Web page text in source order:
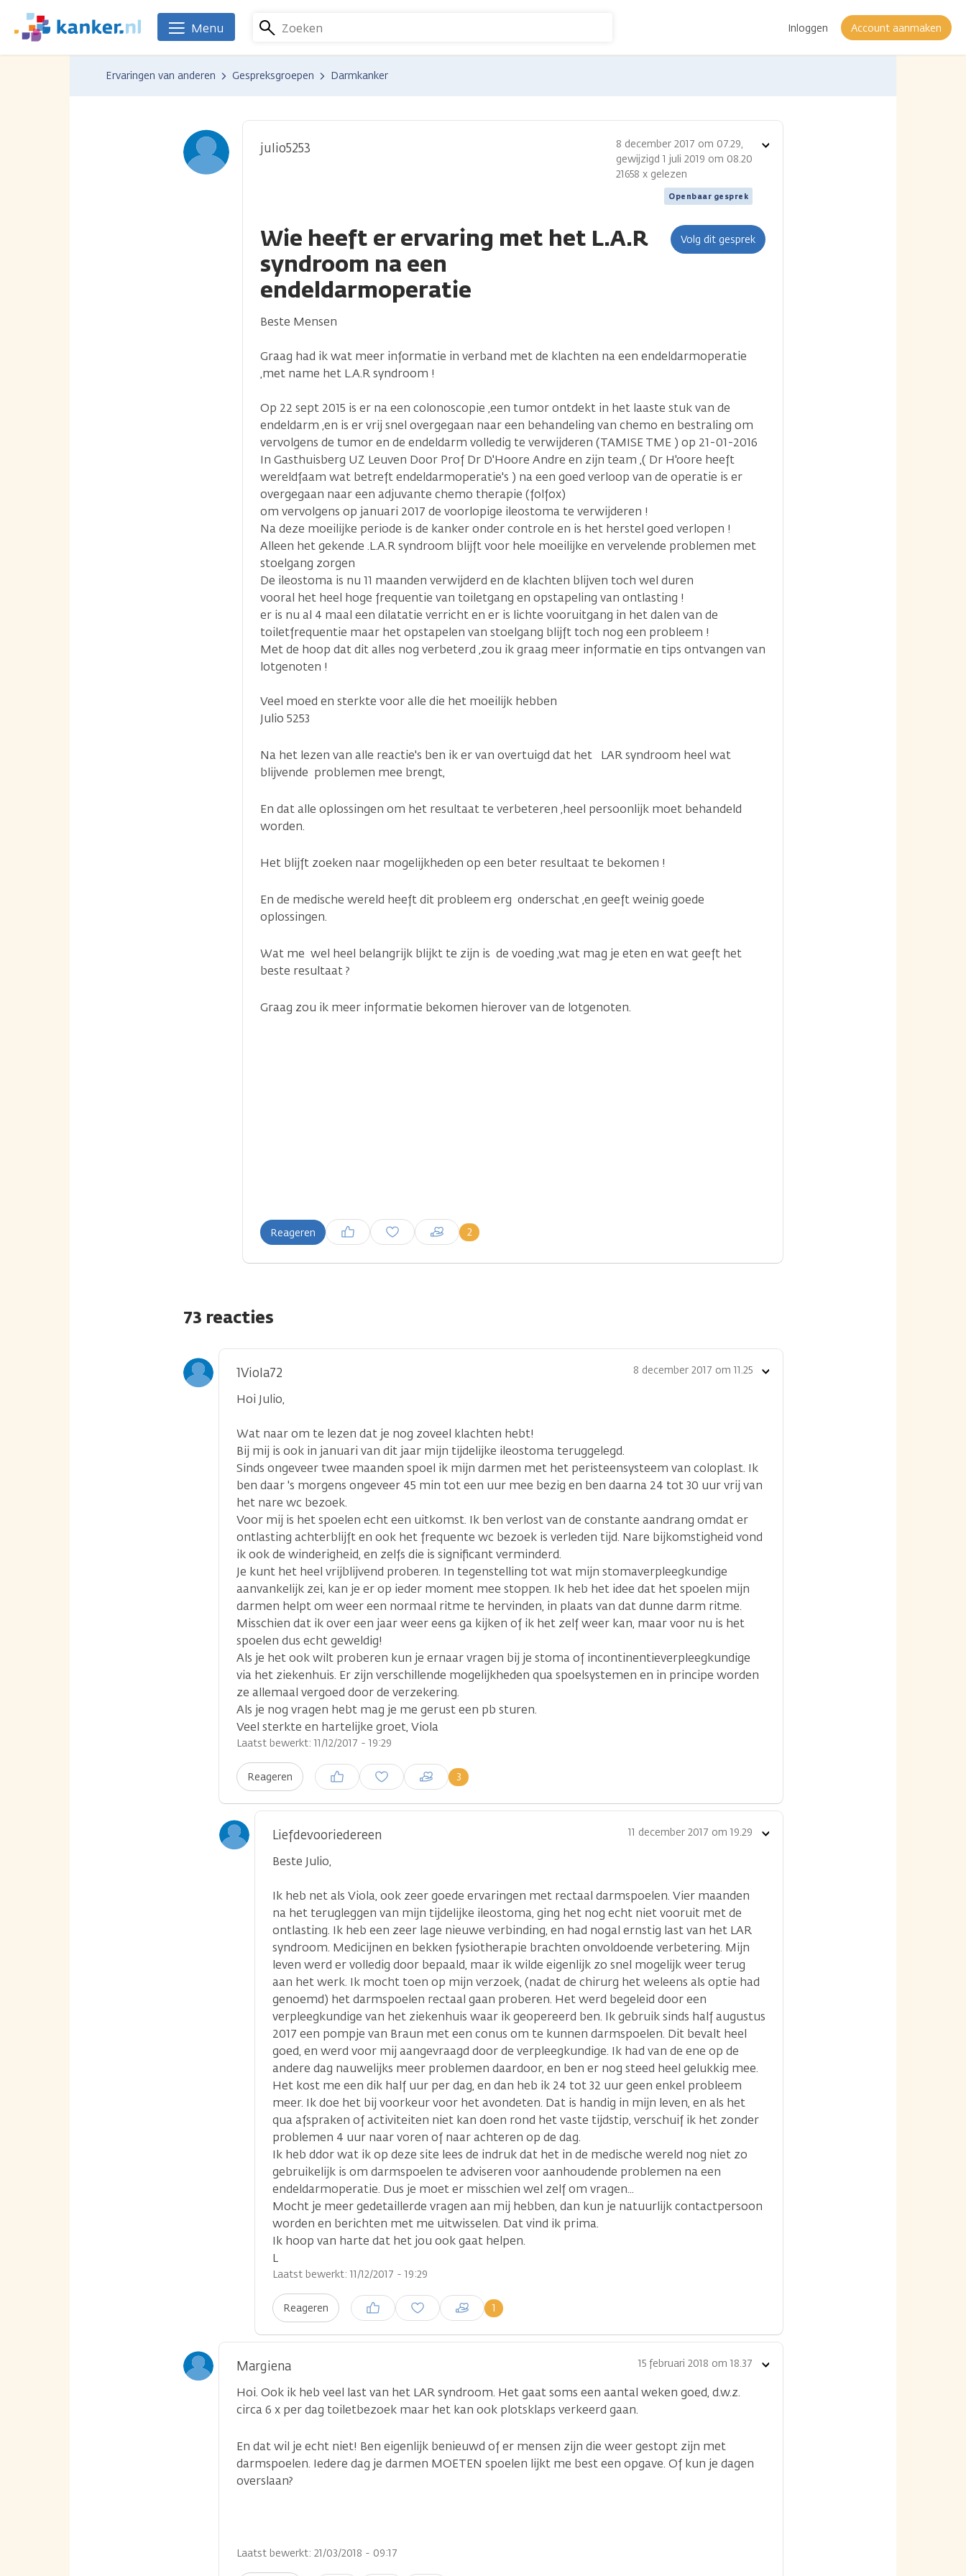
naar
We
zijn
Zoeken Inloggen Account aanmaken
Menu
Ervaringen van anderen Gespreksgroepen Darmkanker
Wie heeft er ervaring met het L.A.R
syndroom na een
endeldarmoperatie
Volg dit gesprek
julio5253
Openbaar gesprek
8 december 2017 om 07.29,
gewijzigd 1 juli 2019 om 08.20
21658 x gelezen
Beste Mensen
Graag had ik wat meer informatie in verband met de klachten na een endeldarmoperatie
,met name het L.A.R syndroom !
Op 22 sept 2015 is er na een colonoscopie ,een tumor ontdekt in het laaste stuk van de
endeldarm ,en is er vrij snel overgegaan naar een behandeling van chemo en bestraling om
vervolgens de tumor en de endeldarm volledig te verwijderen (TAMISE TME ) op 21-01-2016
In Gasthuisberg UZ Leuven Door Prof Dr D'Hoore Andre en zijn team ,( Dr H'oore heeft
wereldfaam wat betreft endeldarmoperatie's ) na een goed verloop van de operatie is er
overgegaan naar een adjuvante chemo therapie (folfox)
om vervolgens op januari 2017 de voorlopige ileostoma te verwijderen !
Na deze moeilijke periode is de kanker onder controle en is het herstel goed verlopen !
Alleen het gekende .L.A.R syndroom blijft voor hele moeilijke en vervelende problemen met
stoelgang zorgen
De ileostoma is nu 11 maanden verwijderd en de klachten blijven toch wel duren
vooral het heel hoge frequentie van toiletgang en opstapeling van ontlasting !
er is nu al 4 maal een dilatatie verricht en er is lichte vooruitgang in het dalen van de
toiletfrequentie maar het opstapelen van stoelgang blijft toch nog een probleem !
Met de hoop dat dit alles nog verbeterd ,zou ik graag meer informatie en tips ontvangen van
lotgenoten !
Veel moed en sterkte voor alle die het moeilijk hebben
Julio 5253
Na het lezen van alle reactie's ben ik er van overtuigd dat het LAR syndroom heel wat
blijvende problemen mee brengt,
En dat alle oplossingen om het resultaat te verbeteren ,heel persoonlijk moet behandeld
worden.
Het blijft zoeken naar mogelijkheden op een beter resultaat te bekomen !
En de medische wereld heeft dit probleem erg onderschat ,en geeft weinig goede
oplossingen.
Wat me wel heel belangrijk blijkt te zijn is de voeding ,wat mag je eten en wat geeft het
beste resultaat ?
Graag zou ik meer informatie bekomen hierover van de lotgenoten.
Reageren 2
Inloggen om een reactie te
plaatsen
Toon
73 reacties
1Viola72 8 december 2017 om 11.25
Hoi Julio,
Wat naar om te lezen dat je nog zoveel klachten hebt!
Bij mij is ook in januari van dit jaar mijn tijdelijke ileostoma teruggelegd.
Sinds ongeveer twee maanden spoel ik mijn darmen met het peristeensysteem van coloplast. Ik
ben daar 's morgens ongeveer 45 min tot een uur mee bezig en ben daarna 24 tot 30 uur vrij van
het nare wc bezoek.
Voor mij is het spoelen echt een uitkomst. Ik ben verlost van de constante aandrang omdat er
ontlasting achterblijft en ook het frequente wc bezoek is verleden tijd. Nare bijkomstigheid vond
ik ook de winderigheid, en zelfs die is significant verminderd.
Je kunt het heel vrijblijvend proberen. In tegenstelling tot wat mijn stomaverpleegkundige
aanvankelijk zei, kan je er op ieder moment mee stoppen. Ik heb het idee dat het spoelen mijn
darmen helpt om weer een normaal ritme te hervinden, in plaats van dat dunne darm ritme.
Misschien dat ik over een jaar weer eens ga kijken of ik het zelf weer kan, maar voor nu is het
spoelen dus echt geweldig!
Als je het ook wilt proberen kun je ernaar vragen bij je stoma of incontinentieverpleegkundige
via het ziekenhuis. Er zijn verschillende mogelijkheden qua spoelsystemen en in principe worden
ze allemaal vergoed door de verzekering.
Als je nog vragen hebt mag je me gerust een pb sturen.
Veel sterkte en hartelijke groet, Viola
Laatst bewerkt: 11/12/2017 - 19:29
Reageren 3
Inloggen om een reactie te
plaatsen
Toon
Liefdevooriedereen 11 december 2017 om 19.29
Beste Julio,
Ik heb net als Viola, ook zeer goede ervaringen met rectaal darmspoelen. Vier maanden
na het terugleggen van mijn tijdelijke ileostoma, ging het nog echt niet vooruit met de
ontlasting. Ik heb een zeer lage nieuwe verbinding, en had nogal ernstig last van het LAR
syndroom. Medicijnen en bekken fysiotherapie brachten onvoldoende verbetering. Mijn
leven werd er volledig door bepaald, maar ik wilde eigenlijk zo snel mogelijk weer terug
aan het werk. Ik mocht toen op mijn verzoek, (nadat de chirurg het weleens als optie had
genoemd) het darmspoelen rectaal gaan proberen. Het werd begeleid door een
verpleegkundige van het ziekenhuis waar ik geopereerd ben. Ik gebruik sinds half augustus
2017 een pompje van Braun met een conus om te kunnen darmspoelen. Dit bevalt heel
goed, en werd voor mij aangevraagd door de verpleegkundige. Ik had van de ene op de
andere dag nauwelijks meer problemen daardoor, en ben er nog steed heel gelukkig mee.
Het kost me een dik half uur per dag, en dan heb ik 24 tot 32 uur geen enkel probleem
meer. Ik doe het bij voorkeur voor het avondeten. Dat is handig in mijn leven, en als het
qua afspraken of activiteiten niet kan doen rond het vaste tijdstip, verschuif ik het zonder
problemen 4 uur naar voren of naar achteren op de dag.
Ik heb ddor wat ik op deze site lees de indruk dat het in de medische wereld nog niet zo
gebruikelijk is om darmspoelen te adviseren voor aanhoudende problemen na een
endeldarmoperatie. Dus je moet er misschien wel zelf om vragen...
Mocht je meer gedetaillerde vragen aan mij hebben, dan kun je natuurlijk contactpersoon
worden en berichten met me uitwisselen. Dat vind ik prima.
Ik hoop van harte dat het jou ook gaat helpen.
L
Laatst bewerkt: 11/12/2017 - 19:29
Reageren 1
Inloggen om een reactie te
plaatsen
Toon
Margiena 15 februari 2018 om 18.37
Hoi. Ook ik heb veel last van het LAR syndroom. Het gaat soms een aantal weken goed, d.w.z.
circa 6 x per dag toiletbezoek maar het kan ook plotsklaps verkeerd gaan.
En dat wil je echt niet! Ben eigenlijk benieuwd of er mensen zijn die weer gestopt zijn met
darmspoelen. Iedere dag je darmen MOETEN spoelen lijkt me best een opgave. Of kun je dagen
overslaan?
Laatst bewerkt: 21/03/2018 - 09:17
Toon